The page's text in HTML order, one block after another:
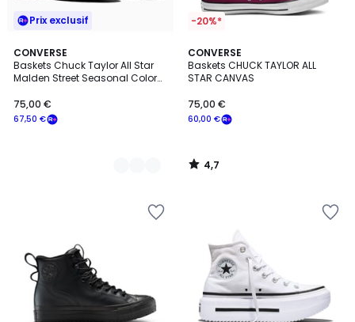
Prix exclusif
CONVERSE
Baskets Chuck Taylor All Star
Malden Street Seasonal Color
67,50 €
75,00 €
2
Couleurs
-20%*
CONVERSE
Baskets CHUCK TAYLOR ALL
STAR CANVAS
60,00 €
75,00 €
4,7
/ 5
4,7
/